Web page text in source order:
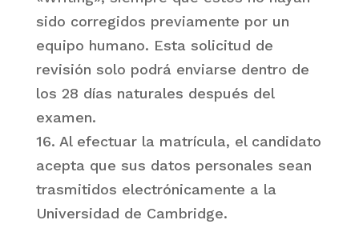
sido corregidos previamente por un
equipo humano. Esta solicitud de
revisión solo podrá enviarse dentro de
los 28 días naturales después del
examen.
16. Al efectuar la matrícula, el candidato
acepta que sus datos personales sean
trasmitidos electrónicamente a la
Universidad de Cambridge.